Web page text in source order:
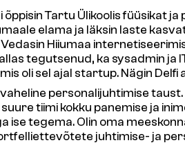
õppisin Tartu Ülikoolis füüsikat
elama ja läksin laste
Hiiumaa
tegutsenud, ka sysadmin
oli sel ajal startup. Nägin
personalijuhtimise
tiimi kokku panemise ja
ise tegema. Olin oma
juhtimise- ja